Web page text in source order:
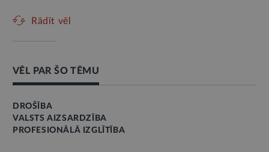
Rādīt vēl
VĒL PAR ŠO TĒMU
DROŠĪBA
VALSTS AIZSARDZĪBA
PROFESIONĀLĀ IZGLĪTĪBA